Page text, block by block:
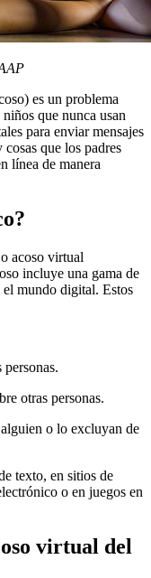
es un problema
que nunca usan
para enviar mensajes
que los padres
línea de manera
acoso virtual
incluye una gama de
el mundo digital. Estos
otras personas.
o lo excluyan de
texto, en sitios de
o en juegos en
virtual del